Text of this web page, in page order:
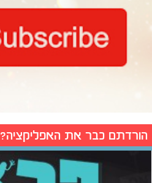
הורדתם כבר את האפליקציה?